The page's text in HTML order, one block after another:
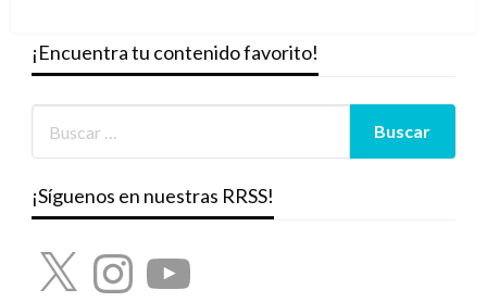
¡Encuentra tu contenido favorito!
¡Síguenos en nuestras RRSS!
X InstagramYouTube